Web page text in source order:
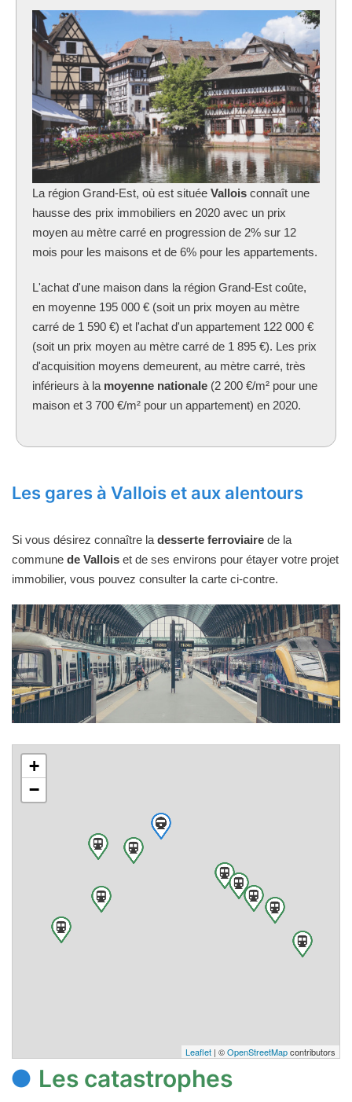
La région Grand-Est, où est située Vallois connaît une
hausse des prix immobiliers en 2020 avec un prix
moyen au mètre carré en progression de 2% sur 12
mois pour les maisons et de 6% pour les appartements.
L'achat d'une maison dans la région Grand-Est coûte,
en moyenne 195 000 € (soit un prix moyen au mètre
carré de 1 590 €) et l'achat d'un appartement 122 000 €
(soit un prix moyen au mètre carré de 1 895 €). Les prix
d'acquisition moyens demeurent, au mètre carré, très
inférieurs à la moyenne nationale (2 200 €/m² pour une
maison et 3 700 €/m² pour un appartement) en 2020.
Les gares à Vallois et aux alentours
Si vous désirez connaître la desserte ferroviaire de la
commune de Vallois et de ses environs pour étayer votre projet
immobilier, vous pouvez consulter la carte ci-contre.
+
−
Leaflet | ©OpenStreetMapcontributors
Les catastrophes